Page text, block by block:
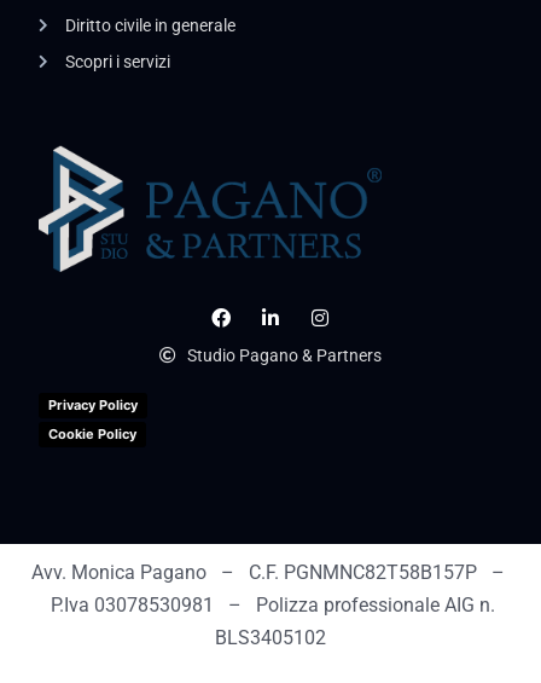
Studio Pagano & Partners
Privacy Policy
Cookie Policy
Diritto civile in generale
Scopri i servizi
Avv. Monica Pagano – C.F. PGNMNC82T58B157P –
P.Iva 03078530981 – Polizza professionale AIG n.
BLS3405102